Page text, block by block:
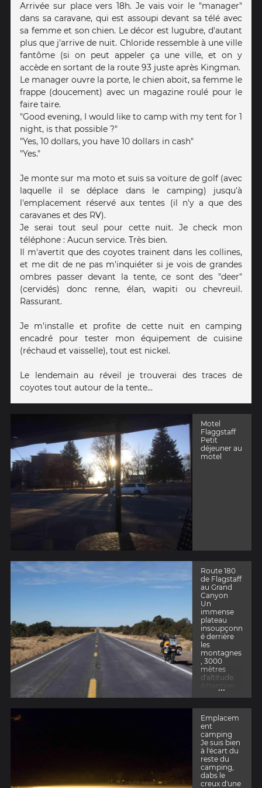
Arrivée sur place vers 18h. Je vais voir le "manager"
dans sa caravane, qui est assoupi devant sa télé avec
sa femme et son chien. Le décor est lugubre, d'autant
plus que j'arrive de nuit. Chloride ressemble à une ville
fantôme (si on peut appeler ça une ville, et on y
accède en sortant de la route 93 juste après Kingman.
Le manager ouvre la porte, le chien aboit, sa femme le
frappe (doucement) avec un magazine roulé pour le
faire taire.
"Good evening, I would like to camp with my tent for 1
night, is that possible ?"
"Yes, 10 dollars, you have 10 dollars in cash"
"Yes."
Je monte sur ma moto et suis sa voiture de golf (avec
laquelle il se déplace dans le camping) jusqu'à
l'emplacement réservé aux tentes (il n'y a que des
caravanes et des RV).
Je serai tout seul pour cette nuit. Je check mon
téléphone : Aucun service. Très bien.
Il m'avertit que des coyotes trainent dans les collines,
et me dit de ne pas m'inquiéter si je vois de grandes
ombres passer devant la tente, ce sont des "deer"
(cervidés) donc renne, élan, wapiti ou chevreuil.
Rassurant.
Je m'installe et profite de cette nuit en camping
encadré pour tester mon équipement de cuisine
(réchaud et vaisselle), tout est nickel.
Le lendemain au réveil je trouverai des traces de
coyotes tout autour de la tente...
Motel
Flaggstaff
Petit
déjeuner au
motel
Route 180
de Flagstaff
au Grand
Canyon
Un
immense
plateau
insoupçonn
é derrière
les
montagnes
, 3000
mètres
d'altitude.
Attention
, il fait
froid... Il n'y
a tellement
personne
que je n'ai
aucun mal
à prendre
une photo
depuis le
milieu de la
...
Emplacem
ent
camping
Je suis bien
à l'écart du
reste du
camping,
dabs le
creux d'une